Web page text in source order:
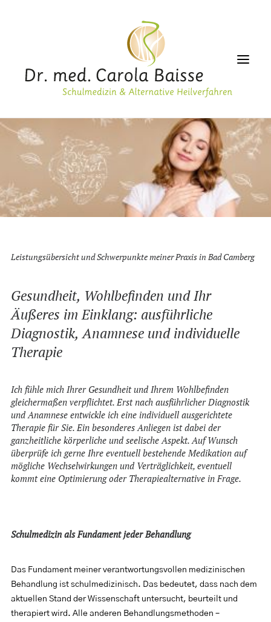
PRAXIS
GESUNDHEIT
ALTERNATIVMEDIZIN
ÄSTHETIK
SERVICE
Leistungsübersicht und Schwerpunkte meiner Praxis in Bad Camberg
Gesundheit, Wohlbefinden und Ihr
Äußeres im Einklang: ausführliche
Diagnostik, Anamnese und individuelle
Therapie
Ich fühle mich Ihrer Gesundheit und Ihrem Wohlbefinden
gleichermaßen verpflichtet. Erst nach ausführlicher Diagnostik
und Anamnese entwickle ich eine individuell ausgerichtete
Therapie für Sie. Ein besonderes Anliegen ist dabei der
ganzheitliche körperliche und seelische Aspekt. Auf Wunsch
überprüfe ich gerne Ihre eventuell bestehende Medikation auf
mögliche Wechselwirkungen und Verträglichkeit, eventuell
kommt eine Optimierung oder Therapiealternative in Frage.
Schulmedizin als Fundament jeder Behandlung
Das Fundament meiner verantwortungsvollen medizinischen
Behandlung ist schulmedizinisch. Das bedeutet, dass nach dem
aktuellen Stand der Wissenschaft untersucht, beurteilt und
therapiert wird. Alle anderen Behandlungsmethoden –